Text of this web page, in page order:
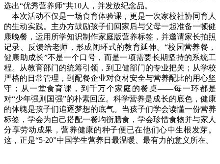
选出“优秀营养师”共10人，并发放纪念品。
本次活动不仅是一场食育体验课，更是一次家校社协同育人
的生动实践。主办方鼓励孩子们回家后与父母一起准备一顿健
康晚餐，运用所学知识制作家庭版营养标签，并邀请家长拍照
记录、反馈给老师，形成闭环式的教育延伸。“校园营养餐，
健康助成长”不是一个口号，而是一项需要长期坚持的系统工
程。从教育部门的统筹引领，到卫健部门的专业把关；从学校
严格的日常管理，到配餐企业对食材安全与营养配比的用心坚
守；从一堂食育课，到千万个家庭的餐桌——每一环都是
对“少年强则国强”的朴素回应。科学营养是成长的底色，健康
的体魄是孩子们追逐梦想的底气。当孩子们学会读懂一份营养
标签，学会为自己搭配一餐均衡膳食，学会珍惜食物并与家人
分享劳动成果，营养健康的种子便已在他们心中生根发芽。
这，正是“5·20”中国学生营养日最温暖、最有力的意义所在。